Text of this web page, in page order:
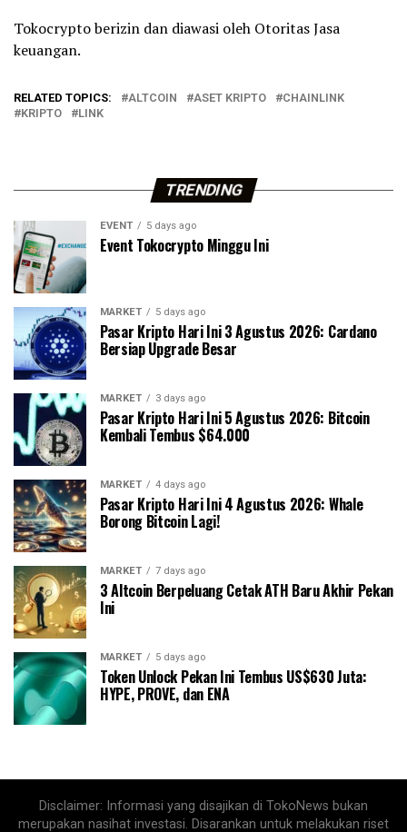
Tokocrypto berizin dan diawasi oleh Otoritas Jasa
keuangan.
RELATED TOPICS: ALTCOIN ASET KRIPTO
CHAINLINK
KRIPTO
LINK
TRENDING
EVENT 5 days ago
Event Tokocrypto Minggu Ini
MARKET 5 days ago
Pasar Kripto Hari Ini 3 Agustus 2026: Cardano
Bersiap Upgrade Besar
MARKET 3 days ago
Pasar Kripto Hari Ini 5 Agustus 2026: Bitcoin
Kembali Tembus $64.000
MARKET 4 days ago
Pasar Kripto Hari Ini 4 Agustus 2026: Whale
Borong Bitcoin Lagi!
MARKET 7 days ago
3 Altcoin Berpeluang Cetak ATH Baru Akhir Pekan
Ini
MARKET 5 days ago
Token Unlock Pekan Ini Tembus US$630 Juta:
HYPE, PROVE, dan ENA
Disclaimer: Informasi yang disajikan di TokoNews bukan
merupakan nasihat investasi. Disarankan untuk melakukan riset